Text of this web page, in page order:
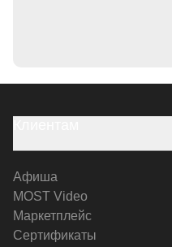
Афиша
MOST Video
Маркетплейс
Сертификаты